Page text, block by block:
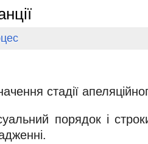
стадії
порядок і